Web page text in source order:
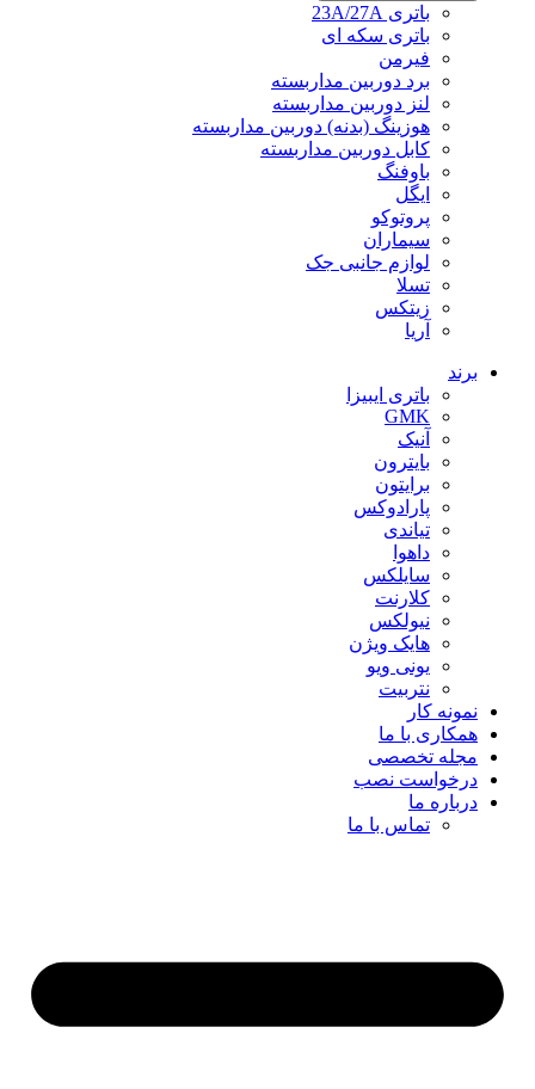
باتری 23A/27A
باتری سکه ای
فیرمن
برد دوربین مداربسته
لنز دوربین مداربسته
هوزینگ (بدنه) دوربین مداربسته
کابل دوربین مداربسته
باوفنگ
ایگل
پروتوکو
سیماران
لوازم جانبی جک
تسلا
زیتکس
آریا
برند
باتری ایبیزا
GMK
آنیک
بایترون
برایتون
پارادوکس
تیاندی
داهوا
سایلکس
کلارنت
نیولکس
هایک ویژن
یونی ویو
نتربیت
نمونه کار
همکاری با ما
مجله تخصصی
درخواست نصب
درباره ما
تماس با ما